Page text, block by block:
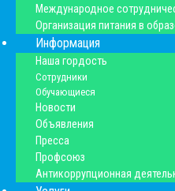
Международное
Организация питания в
Информация
Наша гордость
Сотрудники
Обучающиеся
Новости
Объявления
Пресса
Профсоюз
Антикоррупционная